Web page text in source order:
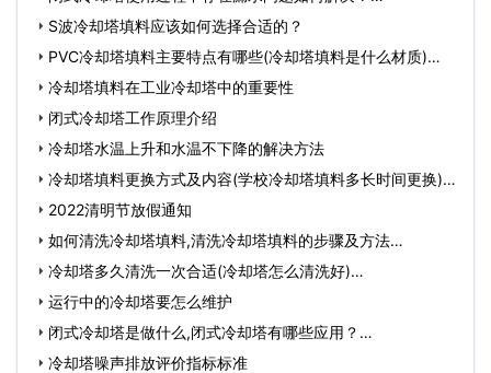
S波冷却塔填料应该如何选择合适的？
PVC冷却塔填料主要特点有哪些(冷却塔填料是什么材质)…
冷却塔填料在工业冷却塔中的重要性
闭式冷却塔工作原理介绍
冷却塔水温上升和水温不下降的解决方法
冷却塔填料更换方式及内容(学校冷却塔填料多长时间更换)…
2022清明节放假通知
如何清洗冷却塔填料,清洗冷却塔填料的步骤及方法…
冷却塔多久清洗一次合适(冷却塔怎么清洗好)…
运行中的冷却塔要怎么维护
闭式冷却塔是做什么,闭式冷却塔有哪些应用？…
冷却塔噪声排放评价指标标准